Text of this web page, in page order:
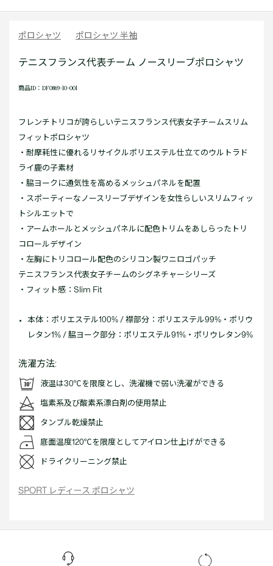
ポロシャツ ポロシャツ 半袖
テニスフランス代表チーム ノースリーブポロシャツ
商品ID：DF0869-10-001
フレンチトリコが誇らしいテニスフランス代表女子チームスリム
フィットポロシャツ
・耐摩耗性に優れるリサイクルポリエステル仕立てのウルトラド
ライ鹿の子素材
・脇ヨークに通気性を高めるメッシュパネルを配置
・スポーティーなノースリーブデザインを女性らしいスリムフィッ
トシルエットで
・アームホールとメッシュパネルに配色トリムをあしらったトリ
コロールデザイン
・左胸にトリコロール配色のシリコン製ワニロゴパッチ
テニスフランス代表女子チームのシグネチャーシリーズ
・フィット感：Slim Fit
本体：ポリエステル100% / 襟部分：ポリエステル99%・ポリウ
レタン1% / 脇ヨーク部分：ポリエステル91%・ポリウレタン9%
洗濯方法:
液温は30℃を限度とし、洗濯機で弱い洗濯ができる
塩素系及び酸素系漂白剤の使用禁止
タンブル乾燥禁止
底面温度120℃を限度としてアイロン仕上げができる
ドライクリーニング禁止
SPORT レディース ポロシャツ